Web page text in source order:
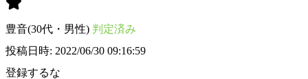
豊音(30代・男性) 判定済み
投稿日時: 2022/06/30 09:16:59
登録するな